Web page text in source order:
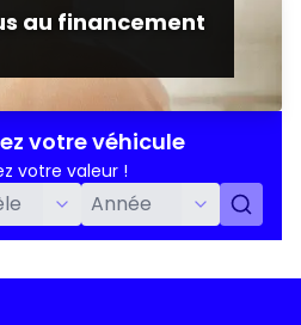
au financement
votre véhicule
votre valeur !